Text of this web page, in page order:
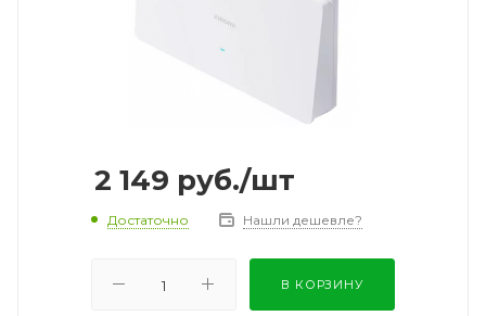
2 149 руб./шт
Достаточно Нашли дешевле?
В КОРЗИНУ